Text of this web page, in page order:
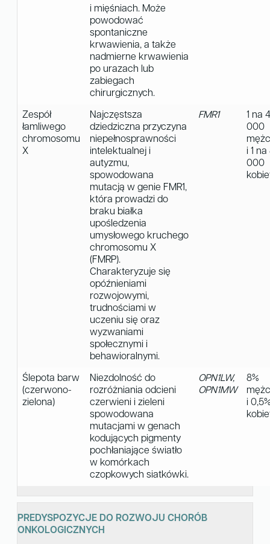
i mięśniach. Może
powodować
spontaniczne
krwawienia, a także
nadmierne krwawienia
po urazach lub
zabiegach
chirurgicznych.
Zespół
łamliwego
chromosomu
X
Najczęstsza
dziedziczna przyczyna
niepełnosprawności
intelektualnej i
autyzmu,
spowodowana
mutacją w genie FMR1,
która prowadzi do
braku białka
upośledzenia
umysłowego kruchego
chromosomu X
(FMRP).
Charakteryzuje się
opóźnieniami
rozwojowymi,
trudnościami w
uczeniu się oraz
wyzwaniami
społecznymi i
behawioralnymi.
FMR1
1 na 4
000
i 1 na
000
Ślepota barw
(czerwono-
zielona)
Niezdolność do
rozróżniania odcieni
czerwieni i zieleni
spowodowana
mutacjami w genach
kodujących pigmenty
pochłaniające światło
w komórkach
czopkowych siatkówki.
OPN1LW,
OPN1MW
8%
i
PREDYSPOZYCJE DO ROZWOJU CHORÓB
ONKOLOGICZNYCH